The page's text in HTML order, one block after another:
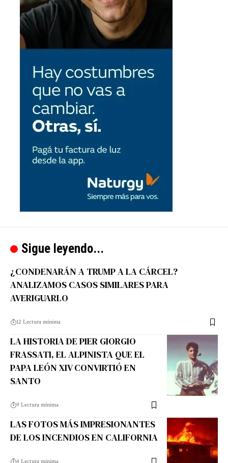
Sigue leyendo...
¿CONDENARÁN A TRUMP A LA CÁRCEL?
ANALIZAMOS CASOS SIMILARES PARA
AVERIGUARLO
12 Lectura mínima
LA HISTORIA DE PIER GIORGIO
FRASSATI, EL ALPINISTA QUE EL
PAPA LEÓN XIV CONVIRTIÓ EN
SANTO
9 Lectura mínima
LAS FOTOS MÁS IMPRESIONANTES
DE LOS INCENDIOS EN CALIFORNIA
4 Lectura mínima